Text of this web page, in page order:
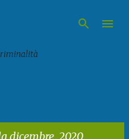
principali